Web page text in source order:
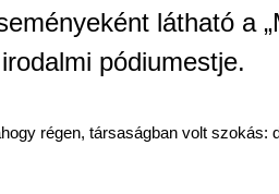
látható a
pódiumestje.
régen, társaságban volt szokás: